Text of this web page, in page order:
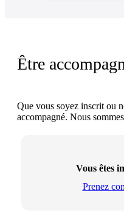
Être
Que vous soyez inscrit ou
accompagné. Nous
Vous êtes
Prenez